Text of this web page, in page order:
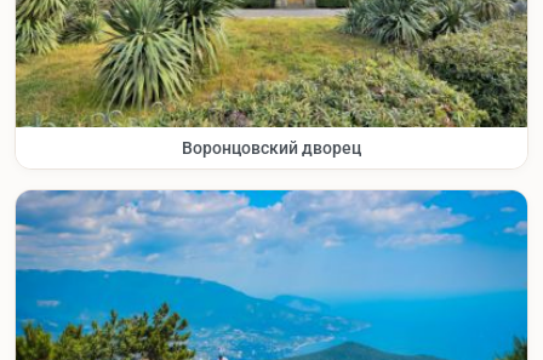
Воронцовский дворец